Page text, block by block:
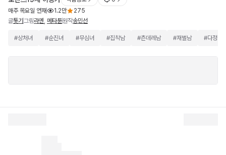
매주 목요일 연재
1.2만
275
글톳기 그림라옌 메타툰원작송민선
#상처녀 #순진녀 #무심녀 #집착남 #츤데레남 #재벌남 #다정남